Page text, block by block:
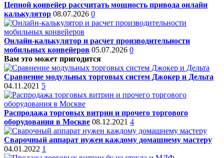
Цепной конвейер рассчитать мощность привода онлайн
калькулятор 08.07.2026 0
Онлайн-калькулятор и расчет производительности
мобильных конвейеров 05.07.2026 0
Вам это может пригодится
Сравнение модульных торговых систем Джокер и Дельта
04.11.2021 5
Распродажа торговых витрин и прочего торгового
оборудования в Москве 08.12.2021 4
Сварочный аппарат нужен каждому домашнему мастеру
04.01.2022 1